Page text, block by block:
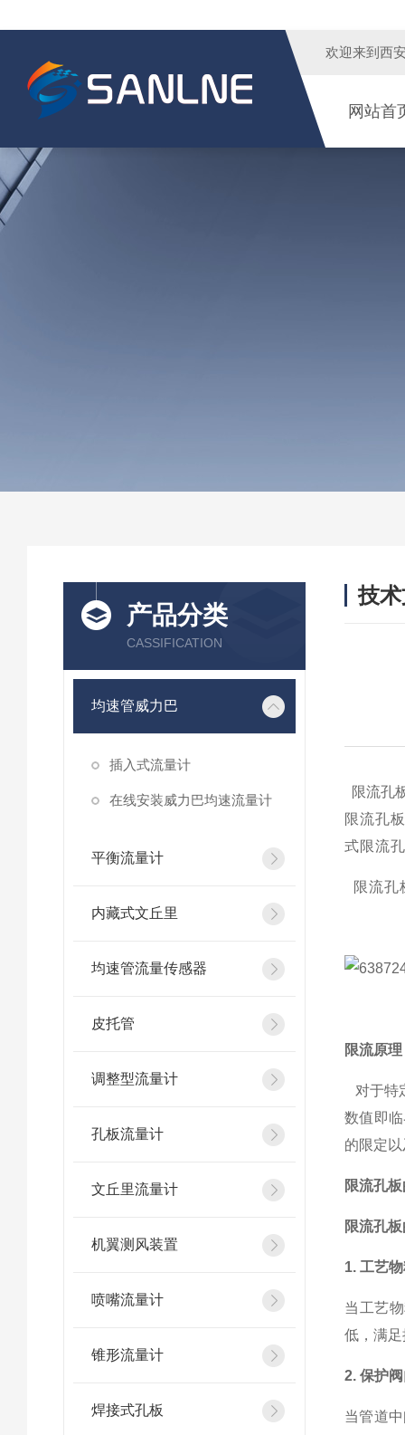
欢迎来到 西
网站首
产品分类
CASSIFICATION
均速管威力巴
插入式流量计
在线安装威力巴均速流量计
平衡流量计
内藏式文丘里
均速管流量传感器
皮托管
调整型流量计
孔板流量计
文丘里流量计
机翼测风装置
喷嘴流量计
锥形流量计
焊接式孔板
技
限流孔
限流孔
式限流
限流孔
限流原理
对于特
数值即
的限定
限流孔
限流孔
1.工艺
当工艺
低，满
2.保护
当管道